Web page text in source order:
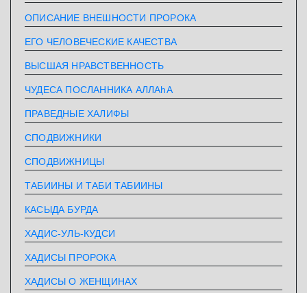
ОПИСАНИЕ ВНЕШНОСТИ ПРОРОКА
ЕГО ЧЕЛОВЕЧЕСКИЕ КАЧЕСТВА
ВЫСШАЯ НРАВСТВЕННОСТЬ
ЧУДЕСА ПОСЛАННИКА АЛЛАhА
ПРАВЕДНЫЕ ХАЛИФЫ
СПОДВИЖНИКИ
СПОДВИЖНИЦЫ
ТАБИИНЫ И ТАБИ ТАБИИНЫ
КАСЫДА БУРДА
ХАДИС-УЛЬ-КУДСИ
ХАДИСЫ ПРОРОКА
ХАДИСЫ О ЖЕНЩИНАХ